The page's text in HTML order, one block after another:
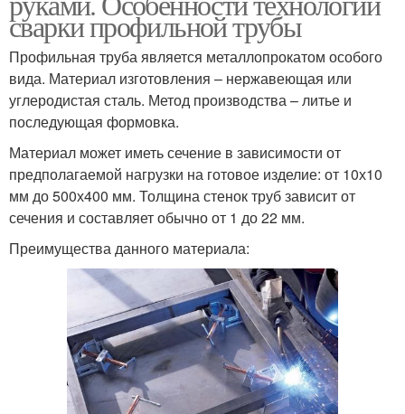
сварки профильной трубы
Профильная труба является металлопрокатом особого
вида. Материал изготовления – нержавеющая или
углеродистая сталь. Метод производства – литье и
последующая формовка.
Материал может иметь сечение в зависимости от
предполагаемой нагрузки на готовое изделие: от 10х10
мм до 500х400 мм. Толщина стенок труб зависит от
сечения и составляет обычно от 1 до 22 мм.
Преимущества данного материала: